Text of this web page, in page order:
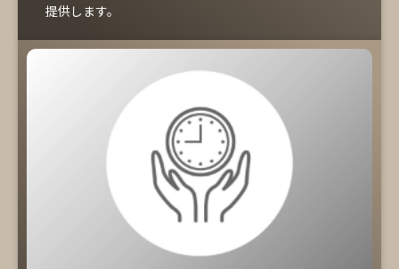
提供します。